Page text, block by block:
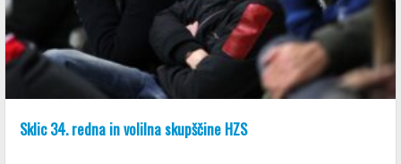
Sklic 34. redna in volilna skupščine HZS